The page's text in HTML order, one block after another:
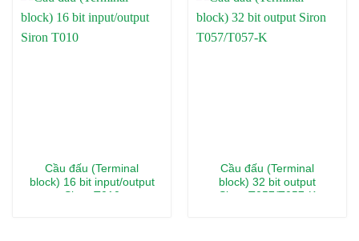
Cầu đấu (Terminal
block) 16 bit input/output
Siron T010
Cầu đấu (Terminal
block) 32 bit output
Siron T057/T057-K